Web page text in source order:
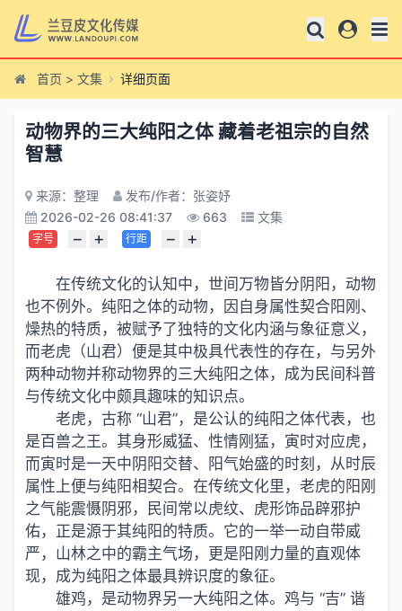
首页 > 文集 详细页面
动物界的三大纯阳之体 藏着老祖宗的自然
智慧
来源：整理
发布/作者：张姿妤
2026-02-26 08:41:37
663 文集
字号 − + 行距 − +
在传统文化的认知中，世间万物皆分阴阳，动物
也不例外。纯阳之体的动物，因自身属性契合阳刚、
燥热的特质，被赋予了独特的文化内涵与象征意义，
而老虎（山君）便是其中极具代表性的存在，与另外
两种动物并称动物界的三大纯阳之体，成为民间科普
与传统文化中颇具趣味的知识点。
老虎，古称 “山君”，是公认的纯阳之体代表，也
是百兽之王。其身形威猛、性情刚猛，寅时对应虎，
而寅时是一天中阴阳交替、阳气始盛的时刻，从时辰
属性上便与纯阳相契合。在传统文化里，老虎的阳刚
之气能震慑阴邪，民间常以虎纹、虎形饰品辟邪护
佑，正是源于其纯阳的特质。它的一举一动自带威
严，山林之中的霸主气场，更是阳刚力量的直观体
现，成为纯阳之体最具辨识度的象征。
雄鸡，是动物界另一大纯阳之体。鸡与 “吉” 谐